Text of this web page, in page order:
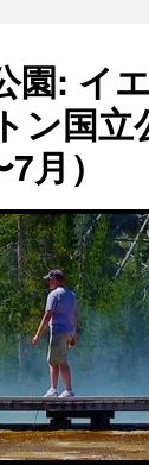
園: イ
ン国
月）